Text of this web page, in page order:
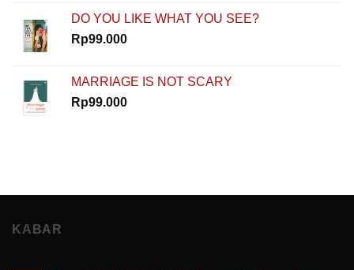
DO YOU LIKE WHAT YOU SEE?
Rp99.000
MARRIAGE IS NOT SCARY
Rp99.000
KABAR